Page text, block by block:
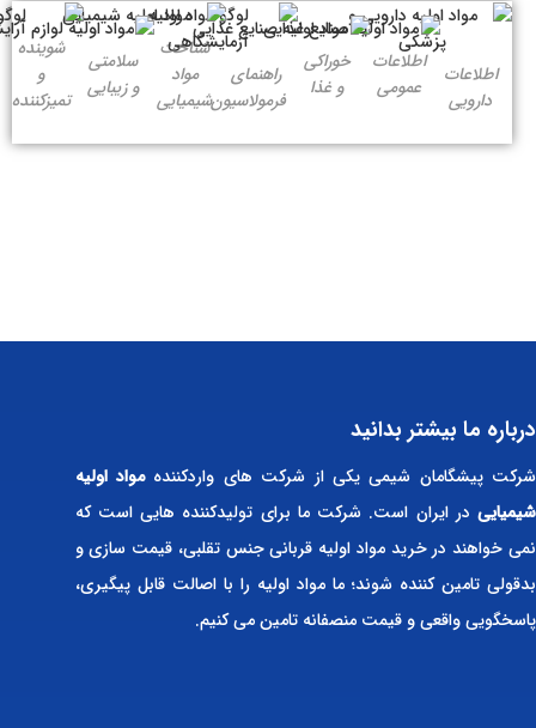
اطلاعات
دارویی
اطلاعات
عمومی
خوراکی
و غذا
راهنمای
فرمولاسیون
شناخت
مواد
شیمیایی
سلامتی
و زیبایی
شوینده
و
تمیزکننده
درباره ما بیشتر بدانید
شرکت پیشگامان شیمی یکی از شرکت های واردکنندهمواد اولیه
شیمیایی در ایران است. شرکت ما برای تولیدکننده هایی است که
نمی خواهند در خرید مواد اولیه قربانی جنس تقلبی، قیمت سازی و
بدقولی تامین کننده شوند؛ ما مواد اولیه را با اصالت قابل پیگیری،
پاسخگویی واقعی و قیمت منصفانه تامین می کنیم.